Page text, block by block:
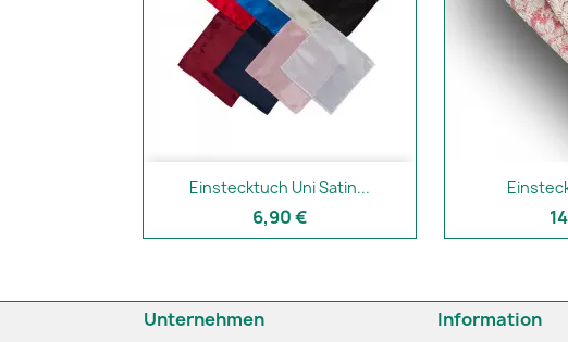
Schnellansicht
Einstecktuch Uni Satin...
6,90 €
Unternehmen Information